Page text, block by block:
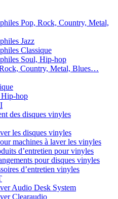
Pop, Rock, Country, Metal,
Jazz
Classique
Soul, Hip-hop
Country, Metal, Blues…
hop
des disques vinyles
les disques vinyles
machines à laver les vinyles
d’entretien pour vinyles
pour disques vinyles
d’entretien vinyles
Audio Desk System
Clearaudio